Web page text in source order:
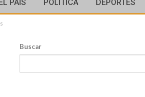
PAIS POLITÍCA DEPORTES
Buscar